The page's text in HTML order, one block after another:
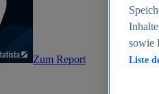
Zum Report
sowie
Liste